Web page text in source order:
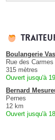
Boulangerie
Rue des Carmes
315 mètres
Ouvert jusqu'à
Bernard
Pernes
12 km
Ouvert jusqu'à